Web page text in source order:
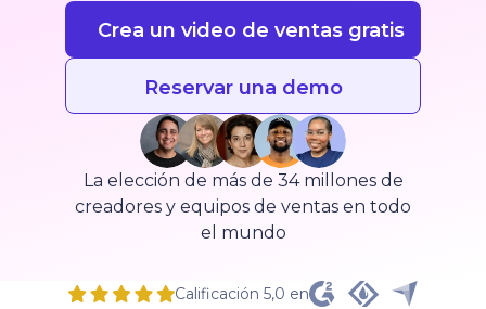
Crea un video de ventas gratis
Reservar una demo
La elección de más de 34 millones de
creadores y equipos de ventas en todo
el mundo
Calificación 5,0 en